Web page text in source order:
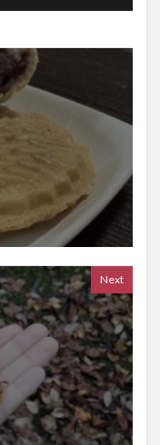
Next